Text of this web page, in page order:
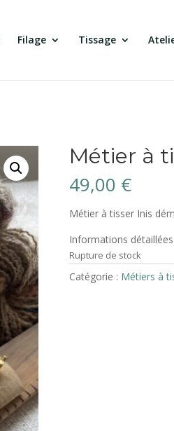
Filage Tissage
Métier à
49,00 €
Métier à tisser Inis
Informations
Rupture de stock
Catégorie : Métiers à